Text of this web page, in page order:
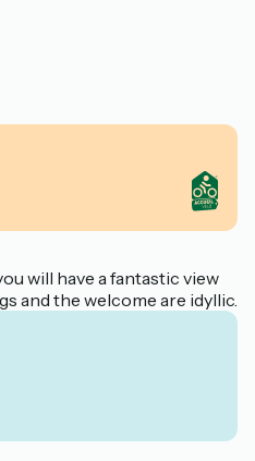
will have a fantastic view
and the welcome are idyllic.